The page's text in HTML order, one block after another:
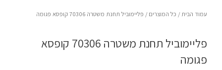
עמוד הבית / כל המוצרים / פליימוביל תחנת משטרה 70306 קופסא פגומה
פליימוביל תחנת משטרה 70306 קופסא
פגומה